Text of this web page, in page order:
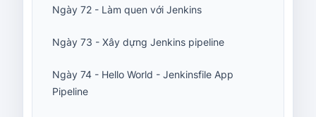
Ngày 72 - Làm quen với Jenkins
Ngày 73 - Xây dựng Jenkins pipeline
Ngày 74 - Hello World - Jenkinsfile App
Pipeline